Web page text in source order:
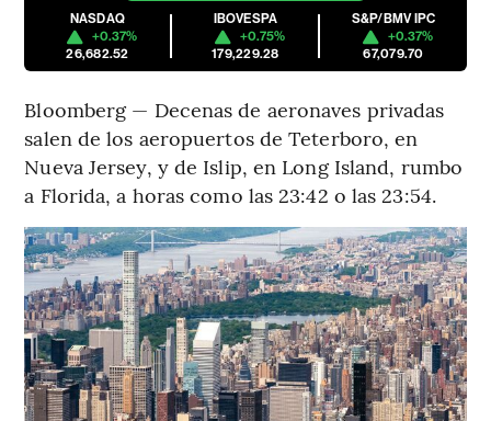
NASDAQ
+0.37%
26,682.52
IBOVESPA
+0.75%
179,229.28
S&P/BMV IPC
+0.37%
67,079.70
Bloomberg — Decenas de aeronaves privadas
salen de los aeropuertos de Teterboro, en
Nueva Jersey, y de Islip, en Long Island, rumbo
a Florida, a horas como las 23:42 o las 23:54.